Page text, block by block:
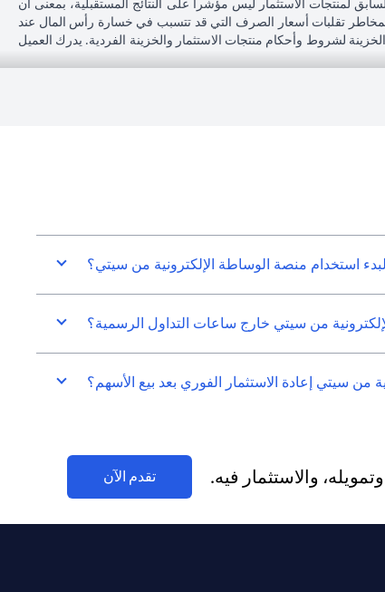
لمنتجات الاستثمار ليس مؤشرا على النتائج المستقبلية، بمعنى أن
تقلبات أسعار الصرف التي قد تتسبب في خسارة رأس المال عند
لشروط وأحكام منتجات الاستثمار والخزينة الفردية. يدرك العميل
استخدام منصة الوساطة الإلكترونية من سيتي؟
من سيتي خارج ساعات التداول الرسمية؟
من سيتي إعادة الاستثمار الفوري بعد بيع الأسهم؟
والاستثمار فيه. تقدم الآن